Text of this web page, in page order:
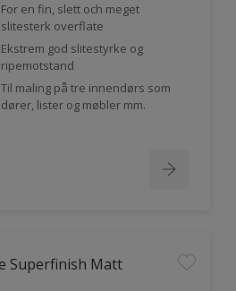
For en fin, slett och meget
slitesterk overflate
Ekstrem god slitestyrke og
ripemotstand
Til maling på tre innendørs som
dører, lister og møbler mm.
Superfinish Matt